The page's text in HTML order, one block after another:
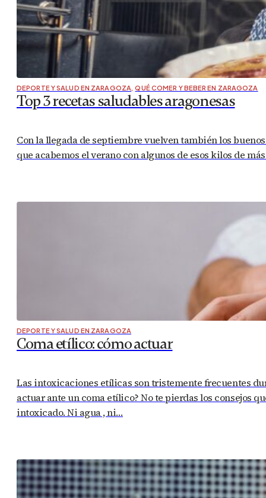
DEPORTE Y SALUD EN ZARAGOZA, QUÉ COMER Y BEBER EN ZARAGOZA
Top 3 recetas saludables aragonesas
Con la llegada de septiembre vuelven también los
que acabemos el verano con algunos de esos kilos de
DEPORTE Y SALUD EN ZARAGOZA
Coma etílico: cómo actuar
Las intoxicaciones etílicas son tristemente frecuentes
actuar ante un coma etílico? No te pierdas los consejos
intoxicado. Ni agua , ni…